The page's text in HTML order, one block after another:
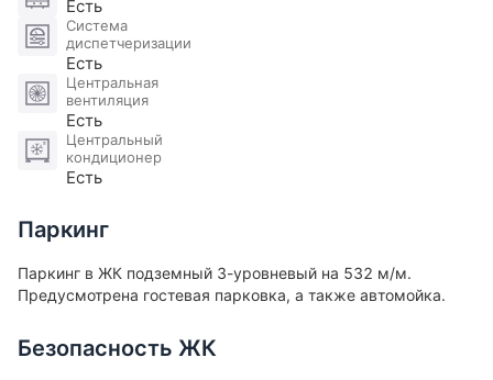
Прихожая
Есть
Система
диспетчеризации
Есть
Центральная
вентиляция
Есть
Центральный
кондиционер
Есть
Паркинг
Паркинг в ЖК подземный 3-уровневый на 532 м/м.
Предусмотрена гостевая парковка, а также автомойка.
Безопасность ЖК